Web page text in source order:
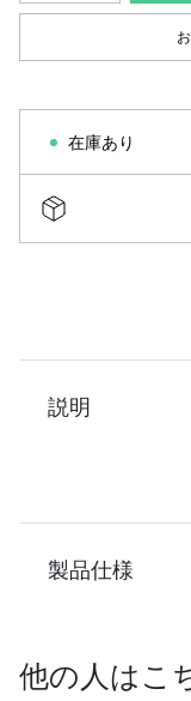
在庫あり
説明
製品仕様
他の人はこ